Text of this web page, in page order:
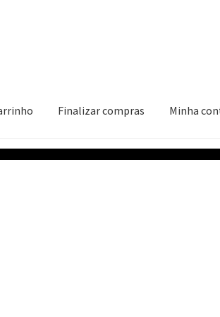
Finalizar compras Minha
comprasMinha conta